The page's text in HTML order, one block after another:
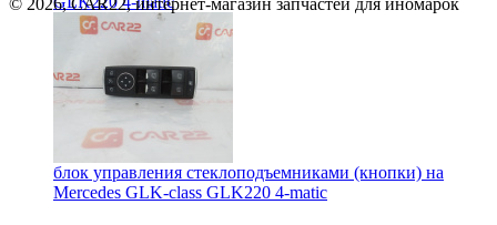
блок управления стеклоподъемниками (кнопки) на
Mercedes GLK-class GLK220 4-matic